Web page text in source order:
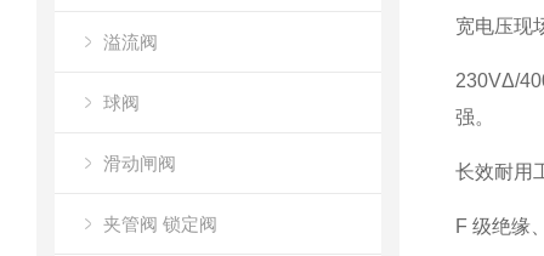
溢流阀
球阀
滑动闸阀
夹管阀 锁定阀
宽电压现
230VΔ/
强。
长效耐用
F 级绝缘